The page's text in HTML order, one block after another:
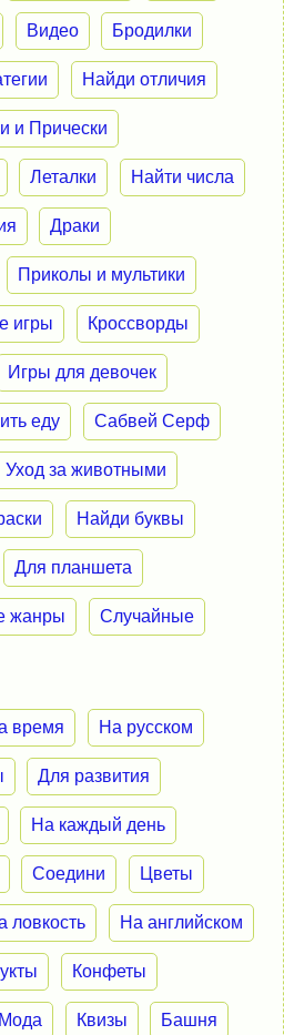
Видео Бродилки
Найди отличия
и Прически
Леталки Найти числа
Драки
Приколы и мультики
игры Кроссворды
Игры для девочек
еду Сабвей Серф
Уход за животными
Найди буквы
Для планшета
жанры Случайные
время На русском
Для развития
На каждый день
Соедини Цветы
ловкость На английском
Конфеты
Мода Квизы Башня